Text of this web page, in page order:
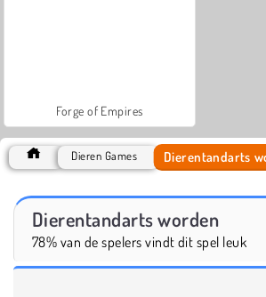
Forge of Empires
Dieren Games Dierentandarts
Dierentandarts worden
78% van de spelers vindt dit spel leuk